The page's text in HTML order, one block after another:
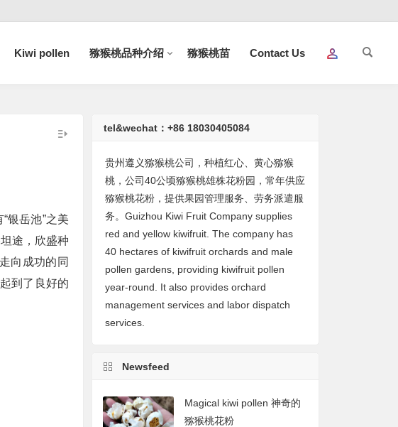
Kiwi pollen 猕猴桃品种介绍 猕猴桃苗 Contact Us
银岳池”之美
途，欣盛种
向成功的同
到了良好的
tel&wechat：+86 18030405084
贵州遵义猕猴桃公司，种植红心、黄心猕猴
桃，公司40公顷猕猴桃雄株花粉园，常年供应
猕猴桃花粉，提供果园管理服务、劳务派遣服
务。Guizhou Kiwi Fruit Company supplies
red and yellow kiwifruit. The company has
40 hectares of kiwifruit orchards and male
pollen gardens, providing kiwifruit pollen
year-round. It also provides orchard
management services and labor dispatch
services.
Newsfeed
Magical kiwi pollen 神奇的
猕猴桃花粉